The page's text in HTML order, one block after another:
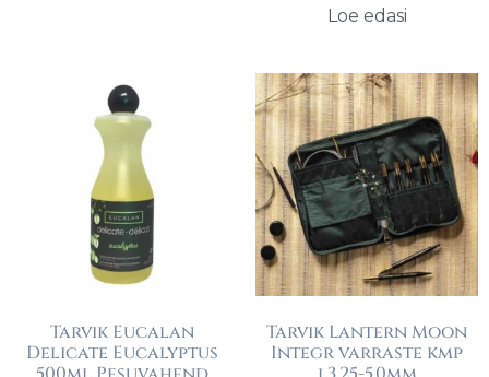
Loe edasi
Tarvik Eucalan
Delicate Eucalyptus
Tarvik Lantern Moon
Integr varraste kmp